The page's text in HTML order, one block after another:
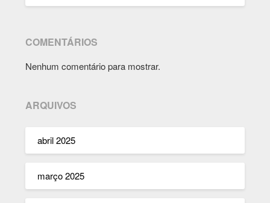
COMENTÁRIOS
Nenhum comentário para mostrar.
ARQUIVOS
abril 2025
março 2025